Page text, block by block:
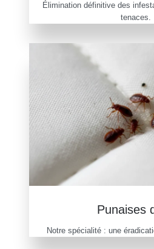
Élimination définitive des
tenaces.
Punaises
Notre spécialité : une